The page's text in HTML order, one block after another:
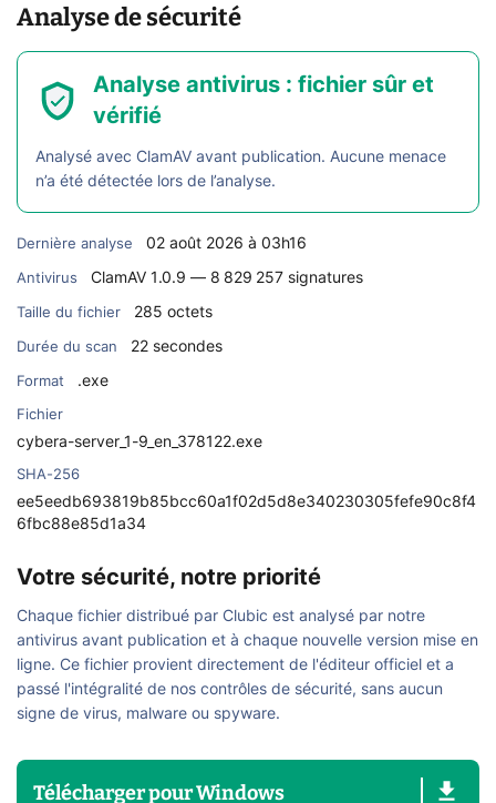
Analyse de sécurité
Analyse antivirus : fichier sûr et
vérifié
Analysé avec ClamAV avant publication. Aucune menace
n’a été détectée lors de l’analyse.
Dernière analyse 02 août 2026 à 03h16
Antivirus ClamAV 1.0.9 — 8 829 257 signatures
Taille du fichier 285 octets
Durée du scan 22 secondes
Format .exe
Fichier
cybera-server_1-9_en_378122.exe
SHA-256
ee5eedb693819b85bcc60a1f02d5d8e340230305fefe90c8f4
6fbc88e85d1a34
Votre sécurité, notre priorité
Chaque fichier distribué par Clubic est analysé par notre
antivirus avant publication et à chaque nouvelle version mise en
ligne. Ce fichier provient directement de l'éditeur officiel et a
passé l'intégralité de nos contrôles de sécurité, sans aucun
signe de virus, malware ou spyware.
TéléchargerpourWindows